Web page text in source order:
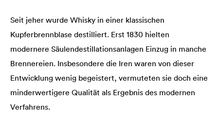
Seit jeher wurde Whisky in einer klassischen
Kupferbrennblase destilliert. Erst 1830 hielten
modernere Säulendestillationsanlagen Einzug in manche
Brennereien. Insbesondere die Iren waren von dieser
Entwicklung wenig begeistert, vermuteten sie doch eine
minderwertigere Qualität als Ergebnis des modernen
Verfahrens.